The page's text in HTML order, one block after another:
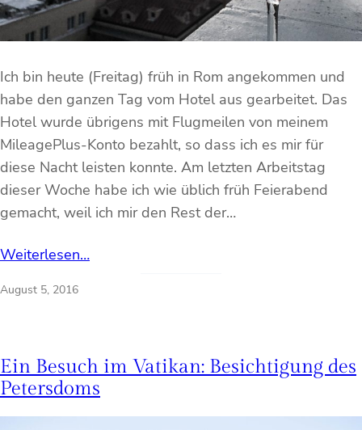
Ich bin heute (Freitag) früh in Rom angekommen und
habe den ganzen Tag vom Hotel aus gearbeitet. Das
Hotel wurde übrigens mit Flugmeilen von meinem
MileagePlus-Konto bezahlt, so dass ich es mir für
diese Nacht leisten konnte. Am letzten Arbeitstag
dieser Woche habe ich wie üblich früh Feierabend
gemacht, weil ich mir den Rest der…
Weiterlesen…
August 5, 2016
Ein Besuch im Vatikan: Besichtigung des
Petersdoms